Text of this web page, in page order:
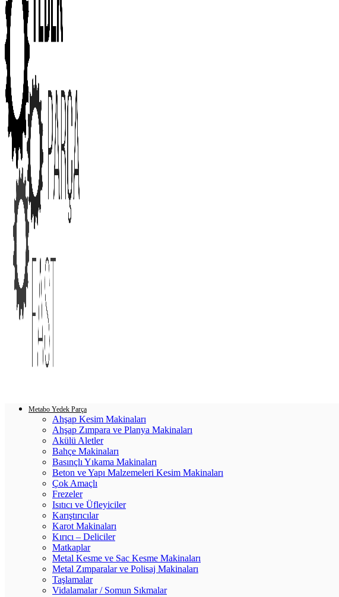
Metabo Yedek Parça
Ahşap Kesim Makinaları
Ahşap Zımpara ve Planya Makinaları
Akülü Aletler
Bahçe Makinaları
Basınçlı Yıkama Makinaları
Beton ve Yapı Malzemeleri Kesim Makinaları
Çok Amaçlı
Frezeler
Isıtıcı ve Üfleyiciler
Karıştırıcılar
Karot Makinaları
Kırıcı – Deliciler
Matkaplar
Metal Kesme ve Sac Kesme Makinaları
Metal Zımparalar ve Polisaj Makinaları
Taşlamalar
Vidalamalar / Somun Sıkmalar